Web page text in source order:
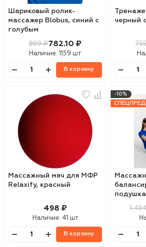
Шариковый ролик-
массажер Blobus, синий с
голубым
869 ₽782.10 ₽
Наличие: 1159 шт
В корзину
черный
Массажный мяч для МФР
Relaxify, красный
498 ₽
Наличие: 41 шт
В корзину
-10%
1